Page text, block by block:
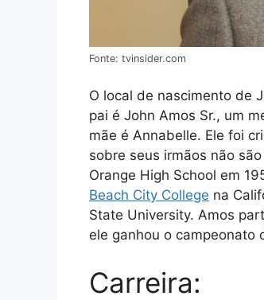
Fonte: tvinsider.com
O local de nascimento de
pai é John Amos Sr., um
mãe é Annabelle. Ele foi
sobre seus irmãos não
Orange High School em
Beach City College na
State University. Amos
ele ganhou o campeonato
Carreira: